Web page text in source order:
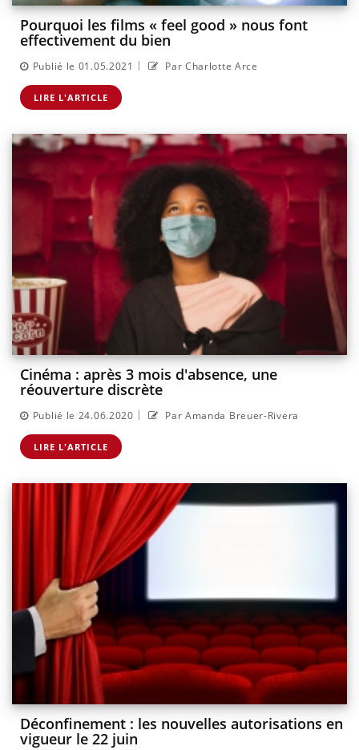
Pourquoi les films « feel good » nous font
effectivement du bien
Publié le 01.05.2021 | Par Charlotte Arce
LIRE L'ARTICLE
Cinéma : après 3 mois d'absence, une
réouverture discrète
Publié le 24.06.2020 | Par Amanda Breuer-Rivera
LIRE L'ARTICLE
Déconfinement : les nouvelles autorisations en
vigueur le 22 juin